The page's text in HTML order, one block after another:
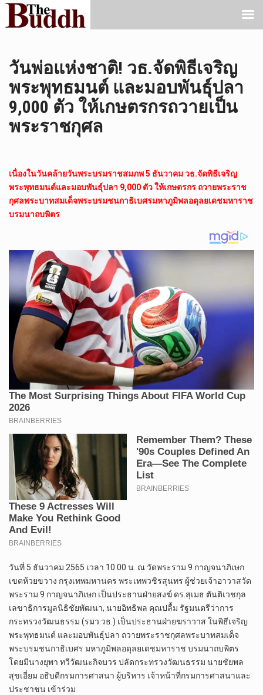
วันพ่อแห่งชาติ! วธ.จัดพิธีเจริญ
พระพุทธมนต์ และมอบพันธุ์ปลา
9,000 ตัว ให้เกษตรกรถวายเป็น
พระราชกุศล
เนื่องในวันคล้ายวันพระบรมราชสมภพ 5 ธันวาคม วธ.จัดพิธีเจริญ
พระพุทธมนต์และมอบพันธุ์ปลา 9,000 ตัว ให้เกษตรกร ถวายพระราช
กุศลพระบาทสมเด็จพระบรมชนกาธิเบศรมหาภูมิพลอดุลยเดชมหาราช
บรมนาถบพิตร
วันที่ 5 ธันวาคม 2565 เวลา 10.00 น. ณ วัดพระราม 9 กาญจนาภิเษก
เขตห้วยขวาง กรุงเทพมหานคร พระเทพวชิรสุนทร ผู้ช่วยเจ้าอาวาสวัด
พระราม 9 กาญจนาภิเษก เป็นประธานฝ่ายสงฆ์ ดร.สุเมธ ตันติเวชกุล
เลขาธิการมูลนิธิชัยพัฒนา, นายอิทธิพล คุณปลื้ม รัฐมนตรีว่าการ
กระทรวงวัฒนธรรม (รมว.วธ.) เป็นประธานฝ่ายฆราวาส ในพิธีเจริญ
พระพุทธมนต์ และมอบพันธุ์ปลา ถวายพระราชกุศลพระบาทสมเด็จ
พระบรมชนกาธิเบศร มหาภูมิพลอดุลยเดชมหาราช บรมนาถบพิตร
โดยมีนางยุพา ทวีวัฒนะกิจบวร ปลัดกระทรวงวัฒนธรรม นายชัยพล
สุขเอี่ยม อธิบดีกรมการศาสนา ผู้บริหาร เจ้าหน้าที่กรมการศาสนาและ
ประชาชน เข้าร่วม